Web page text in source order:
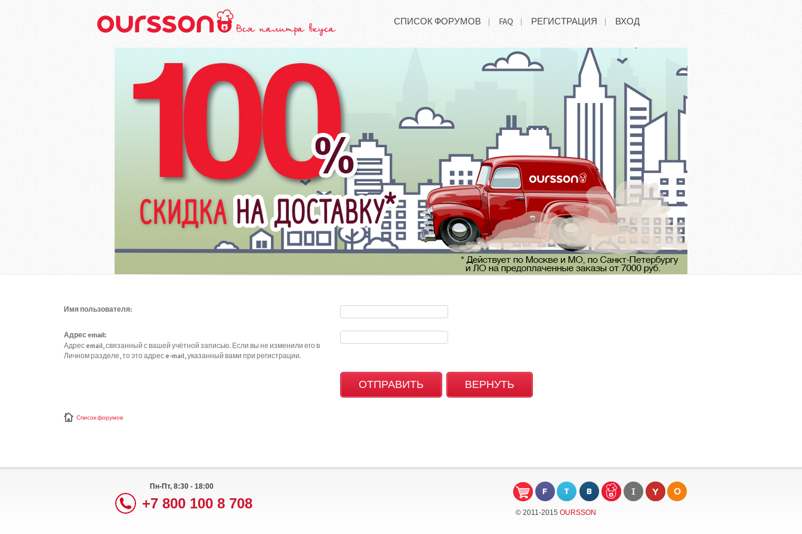
СПИСОК ФОРУМОВ FAQ РЕГИСТРАЦИЯ ВХОД
Имя пользователя:
Адрес email:
Адрес email, связанный с вашей учётной записью. Если вы не изменили его в
Личном разделе, то это адрес e-mail, указанный вами при регистрации.
Список форумов
Пн-Пт, 8:30 - 18:00
+7 800 100 8 708
© 2011-2015 OURSSON